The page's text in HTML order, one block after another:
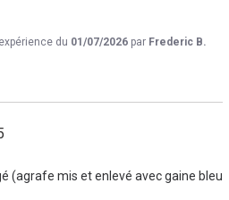
du 01/07/2026 par Frederic B.
(agrafe mis et enlevé avec gaine bleu